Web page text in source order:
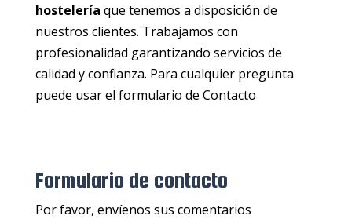
hostelería que tenemos a disposición de
nuestros clientes. Trabajamos con
profesionalidad garantizando servicios de
calidad y confianza. Para cualquier pregunta
puede usar el formulario de Contacto
Formulario de contacto
Por favor, envíenos sus comentarios